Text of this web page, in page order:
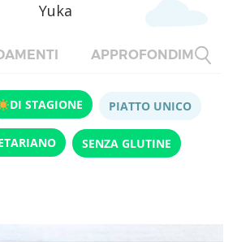
Yuka
APPROFONDIMENTI
DI STAGIONE PIATTO UNICO
SENZA GLUTINE